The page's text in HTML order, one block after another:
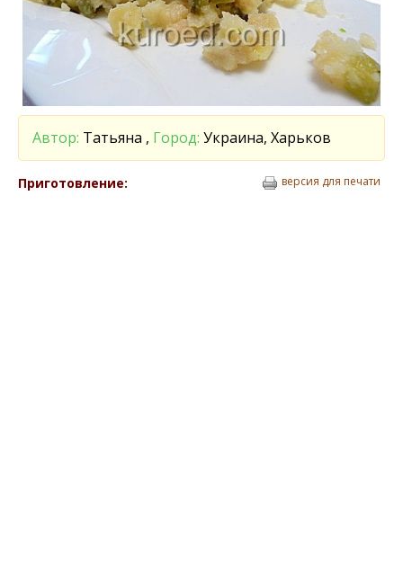
Автор: Татьяна , Город: Украина, Харьков
Приготовление: версия для печати